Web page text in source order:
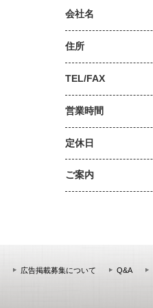
会社名
住所
TEL/FAX
営業時間
定休日
ご案内
広告掲載募集について Q&A